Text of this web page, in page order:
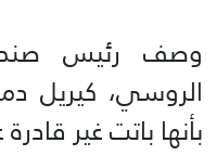
وصف رئيس
الروسي، كيريل
بأنها باتت غير